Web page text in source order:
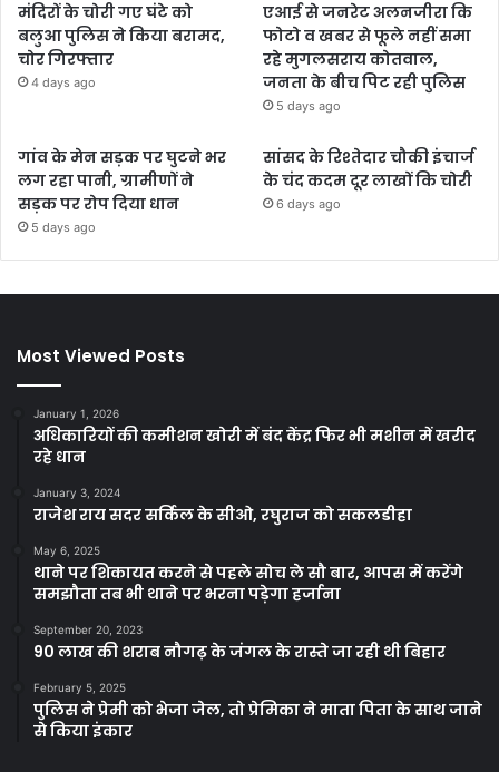
मंदिरों के चोरी गए घंटे को
बलुआ पुलिस ने किया बरामद,
चोर गिरफ्तार
4 days ago
एआई से जनरेट अलनजीरा कि
फोटो व खबर से फूले नहीं समा
रहे मुगलसराय कोतवाल,
जनता के बीच पिट रही पुलिस
5 days ago
गांव के मेन सड़क पर घुटने भर
लग रहा पानी, ग्रामीणों ने
सड़क पर रोप दिया धान
5 days ago
सांसद के रिश्तेदार चौकी इंचार्ज
के चंद कदम दूर लाखों कि चोरी
6 days ago
Most Viewed Posts
January 1, 2026
अधिकारियों की कमीशन खोरी में बंद केंद्र फिर भी मशीन में खरीद
रहे धान
January 3, 2024
राजेश राय सदर सर्किल के सीओ, रघुराज को सकलडीहा
May 6, 2025
थाने पर शिकायत करने से पहले सोच ले सौ बार, आपस में करेंगे
समझौता तब भी थाने पर भरना पड़ेगा हर्जाना
September 20, 2023
90 लाख की शराब नौगढ़ के जंगल के रास्ते जा रही थी बिहार
February 5, 2025
पुलिस ने प्रेमी को भेजा जेल, तो प्रेमिका ने माता पिता के साथ जाने
से किया इंकार